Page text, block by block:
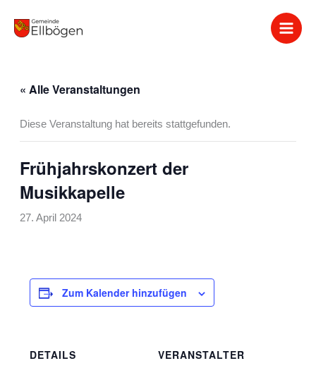
Inhalt
« Alle Veranstaltungen
Diese Veranstaltung hat bereits stattgefunden.
Frühjahrskonzert der
Musikkapelle
27. April 2024
Zum Kalender hinzufügen
DETAILS
VERANSTALTER